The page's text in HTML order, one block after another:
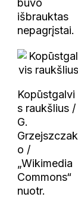
išbrauktas
nepagrįstai.
Kopūstgalvi
s raukšlius /
G.
Grzejszczak
o /
„Wikimedia
Commons“
nuotr.